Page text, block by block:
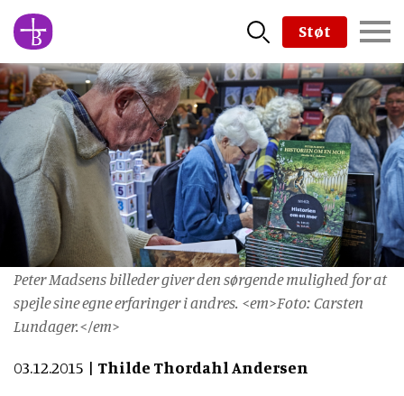
Skip
to
main
content
Støt
Peter Madsens billeder giver den sørgende mulighed for at
spejle sine egne erfaringer i andres. <em>Foto: Carsten
Lundager.</em>
03.12.2015 Thilde Thordahl Andersen